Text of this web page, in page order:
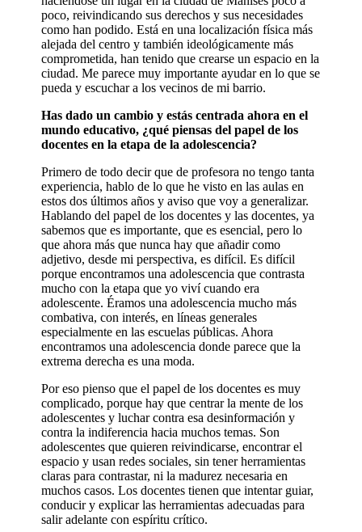
poco, reivindicando sus derechos y sus necesidades
como han podido. Está en una localización física más
alejada del centro y también ideológicamente más
comprometida, han tenido que crearse un espacio en la
ciudad. Me parece muy importante ayudar en lo que se
pueda y escuchar a los vecinos de mi barrio.
Has dado un cambio y estás centrada ahora en el
mundo educativo, ¿qué piensas del papel de los
docentes en la etapa de la adolescencia?
Primero de todo decir que de profesora no tengo tanta
experiencia, hablo de lo que he visto en las aulas en
estos dos últimos años y aviso que voy a generalizar.
Hablando del papel de los docentes y las docentes, ya
sabemos que es importante, que es esencial, pero lo
que ahora más que nunca hay que añadir como
adjetivo, desde mi perspectiva, es difícil. Es difícil
porque encontramos una adolescencia que contrasta
mucho con la etapa que yo viví cuando era
adolescente. Éramos una adolescencia mucho más
combativa, con interés, en líneas generales
especialmente en las escuelas públicas. Ahora
encontramos una adolescencia donde parece que la
extrema derecha es una moda.
Por eso pienso que el papel de los docentes es muy
complicado, porque hay que centrar la mente de los
adolescentes y luchar contra esa desinformación y
contra la indiferencia hacia muchos temas. Son
adolescentes que quieren reivindicarse, encontrar el
espacio y usan redes sociales, sin tener herramientas
claras para contrastar, ni la madurez necesaria en
muchos casos. Los docentes tienen que intentar guiar,
conducir y explicar las herramientas adecuadas para
salir adelante con espíritu crítico.